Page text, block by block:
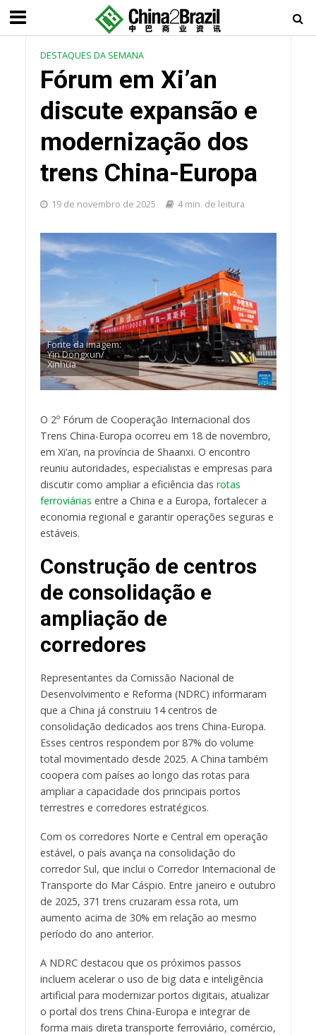
DESTAQUES DA SEMANA
Fórum em Xi’an
discute expansão e
modernização dos
trens China-Europa
19 de novembro de 2025 4 min. de leitura
Fonte da imagem:
Yin Dongxun/
Xinhua
O 2º Fórum de Cooperação Internacional dos
Trens China-Europa ocorreu em 18 de novembro,
em Xi’an, na província de Shaanxi. O encontro
reuniu autoridades, especialistas e empresas para
discutir como ampliar a eficiência das rotas
ferroviárias entre a China e a Europa, fortalecer a
economia regional e garantir operações seguras e
estáveis.
Construção de centros
de consolidação e
ampliação de
corredores
Representantes da Comissão Nacional de
Desenvolvimento e Reforma (NDRC) informaram
que a China já construiu 14 centros de
consolidação dedicados aos trens China-Europa.
Esses centros respondem por 87% do volume
total movimentado desde 2025. A China também
coopera com países ao longo das rotas para
ampliar a capacidade dos principais portos
terrestres e corredores estratégicos.
Com os corredores Norte e Central em operação
estável, o país avança na consolidação do
corredor Sul, que inclui o Corredor Internacional de
Transporte do Mar Cáspio. Entre janeiro e outubro
de 2025, 371 trens cruzaram essa rota, um
aumento acima de 30% em relação ao mesmo
período do ano anterior.
A NDRC destacou que os próximos passos
incluem acelerar o uso de big data e inteligência
artificial para modernizar portos digitais, atualizar
o portal dos trens China-Europa e integrar de
forma mais direta transporte ferroviário, comércio,